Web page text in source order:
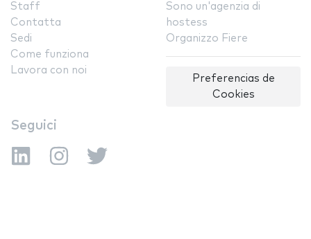
Staff
Contatta
Sedi
Come funziona
Lavora con noi
Sono un'agenzia di
hostess
Organizzo Fiere
Preferencias de
Cookies
Seguici